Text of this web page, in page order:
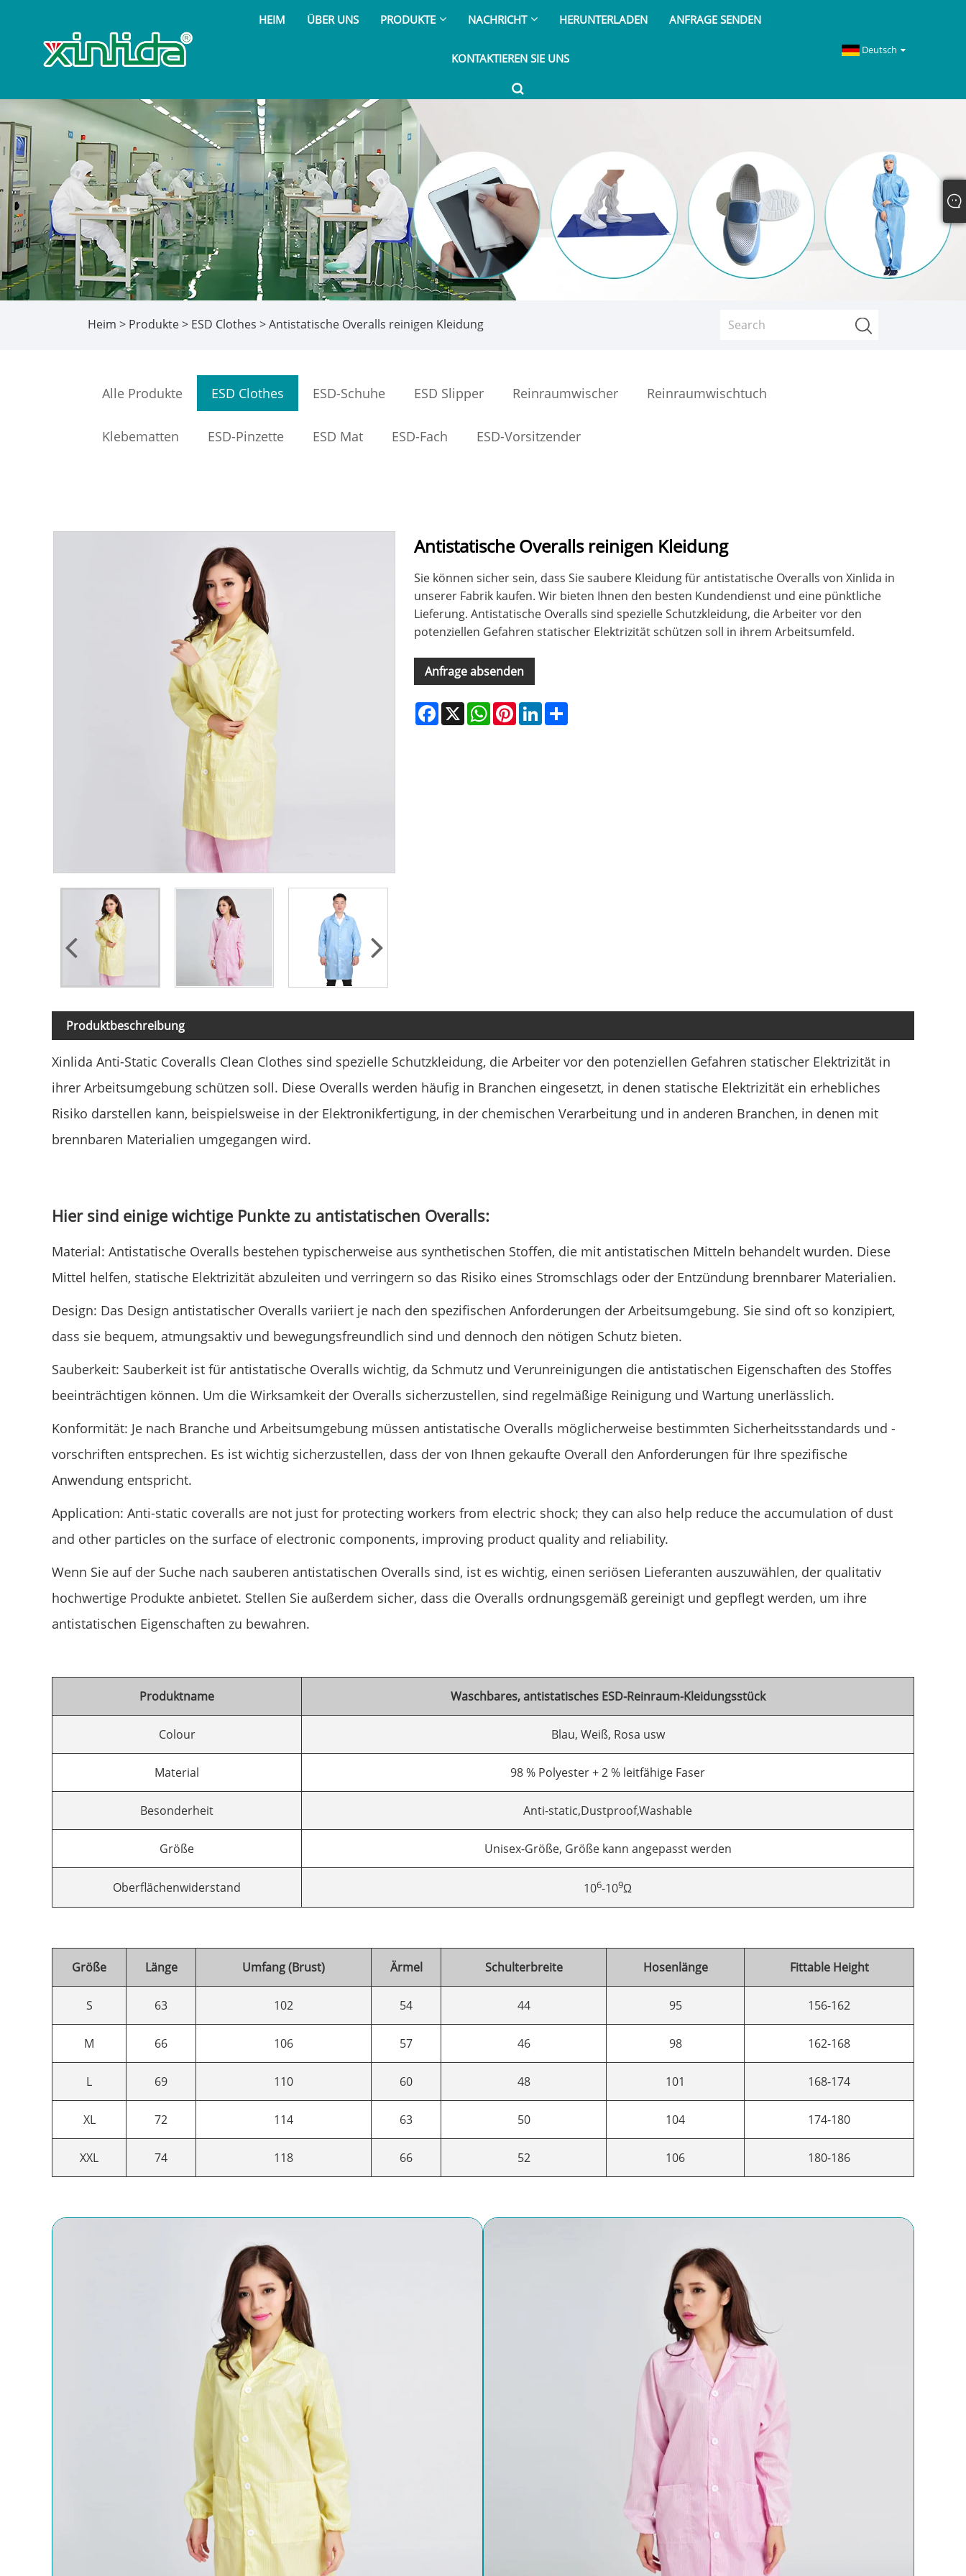
HEIM ÜBER UNS PRODUKTE NACHRICHT HERUNTERLADEN ANFRAGE SENDEN
KONTAKTIEREN SIE UNS
Deutsch
Heim > Produkte> ESD Clothes > Antistatische Overalls reinigen Kleidung
Alle Produkte ESD Clothes ESD-Schuhe ESD Slipper Reinraumwischer Reinraumwischtuch
Klebematten ESD-Pinzette ESD Mat ESD-Fach ESD-Vorsitzender
Antistatische Overalls reinigen Kleidung
Sie können sicher sein, dass Sie saubere Kleidung für antistatische Overalls von Xinlida in
unserer Fabrik kaufen. Wir bieten Ihnen den besten Kundendienst und eine pünktliche
Lieferung. Antistatische Overalls sind spezielle Schutzkleidung, die Arbeiter vor den
potenziellen Gefahren statischer Elektrizität schützen soll in ihrem Arbeitsumfeld.
Anfrage absenden
Facebook
X WhatsApp
PinterestLinkedIn
Produktbeschreibung
Xinlida Anti-Static Coveralls Clean Clothes sind spezielle Schutzkleidung, die Arbeiter vor den potenziellen Gefahren statischer Elektrizität in
ihrer Arbeitsumgebung schützen soll. Diese Overalls werden häufig in Branchen eingesetzt, in denen statische Elektrizität ein erhebliches
Risiko darstellen kann, beispielsweise in der Elektronikfertigung, in der chemischen Verarbeitung und in anderen Branchen, in denen mit
brennbaren Materialien umgegangen wird.
Hier sind einige wichtige Punkte zu antistatischen Overalls:
Material: Antistatische Overalls bestehen typischerweise aus synthetischen Stoffen, die mit antistatischen Mitteln behandelt wurden. Diese
Mittel helfen, statische Elektrizität abzuleiten und verringern so das Risiko eines Stromschlags oder der Entzündung brennbarer Materialien.
Design: Das Design antistatischer Overalls variiert je nach den spezifischen Anforderungen der Arbeitsumgebung. Sie sind oft so konzipiert,
dass sie bequem, atmungsaktiv und bewegungsfreundlich sind und dennoch den nötigen Schutz bieten.
Sauberkeit: Sauberkeit ist für antistatische Overalls wichtig, da Schmutz und Verunreinigungen die antistatischen Eigenschaften des Stoffes
beeinträchtigen können. Um die Wirksamkeit der Overalls sicherzustellen, sind regelmäßige Reinigung und Wartung unerlässlich.
Konformität: Je nach Branche und Arbeitsumgebung müssen antistatische Overalls möglicherweise bestimmten Sicherheitsstandards und -
vorschriften entsprechen. Es ist wichtig sicherzustellen, dass der von Ihnen gekaufte Overall den Anforderungen für Ihre spezifische
Anwendung entspricht.
Application: Anti-static coveralls are not just for protecting workers from electric shock; they can also help reduce the accumulation of dust
and other particles on the surface of electronic components, improving product quality and reliability.
Wenn Sie auf der Suche nach sauberen antistatischen Overalls sind, ist es wichtig, einen seriösen Lieferanten auszuwählen, der qualitativ
hochwertige Produkte anbietet. Stellen Sie außerdem sicher, dass die Overalls ordnungsgemäß gereinigt und gepflegt werden, um ihre
antistatischen Eigenschaften zu bewahren.
Produktname Waschbares, antistatisches ESD-Reinraum-Kleidungsstück
Colour Blau, Weiß, Rosa usw
Material 98 % Polyester + 2 % leitfähige Faser
Besonderheit Anti-static,Dustproof,Washable
Größe Unisex-Größe, Größe kann angepasst werden
Oberflächenwiderstand 106-109Ω
Größe Länge Umfang (Brust) Ärmel Schulterbreite Hosenlänge Fittable Height
S 63 102 54 44 95 156-162
M 66 106 57 46 98 162-168
L 69 110 60 48 101 168-174
XL 72 114 63 50 104 174-180
XXL 74 118 66 52 106 180-186